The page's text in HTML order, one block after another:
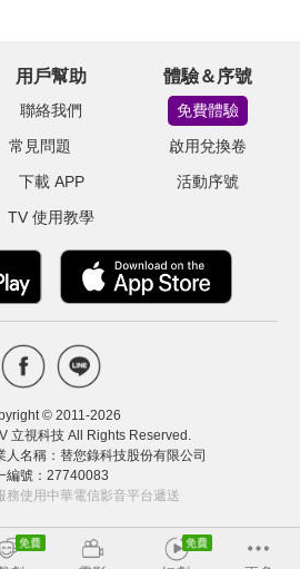
用戶幫助
聯絡我們
常見問題
下載 APP
TV 使用教學
體驗＆序號
免費體驗
啟用兌換卷
活動序號
© 2011-2026
立視科技 All Rights Reserved.
人名稱：替您錄科技股份有限公司
編號：27740083
務使用中華電信影音平台遞送